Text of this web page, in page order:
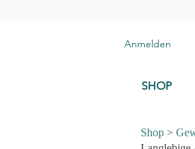
Anmelden
SHOP
Shop >